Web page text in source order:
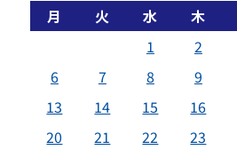
月
火 水 木
1
2
6
7 8 9
13
14 15 16
20
21 22 23